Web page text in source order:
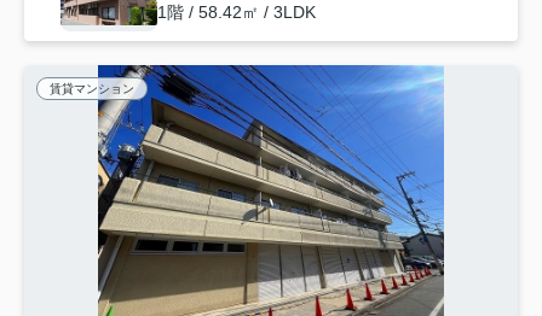
1階 / 58.42㎡ / 3LDK
賃貸マンション